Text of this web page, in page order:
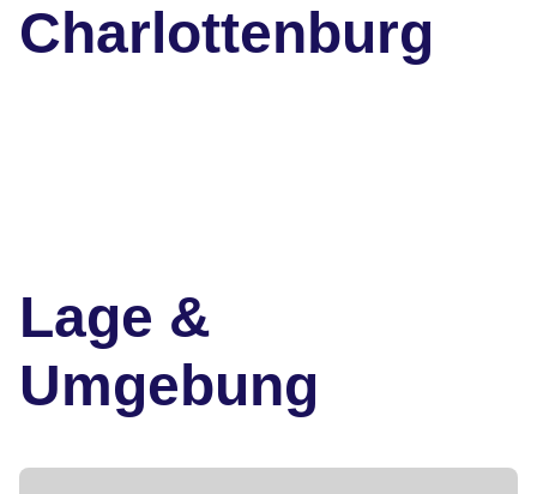
Charlottenburg
Lage &
Umgebung